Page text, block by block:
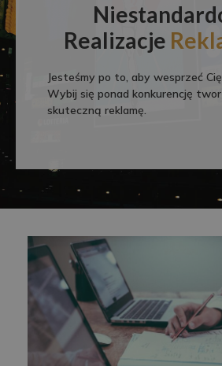
Realizacje
Jesteśmy po to, aby wesprzeć
Wybij się ponad konkurencję
skuteczną reklamę.